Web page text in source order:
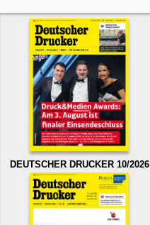
DEUTSCHER DRUCKER 10/2026